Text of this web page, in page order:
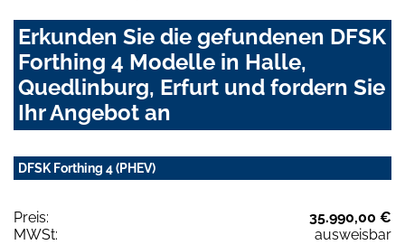
Erkunden Sie die gefundenen DFSK
Forthing 4 Modelle in Halle,
Quedlinburg, Erfurt und fordern Sie
Ihr Angebot an
DFSK Forthing 4 (PHEV)
Preis:
35.990,00 €
MWSt:
ausweisbar